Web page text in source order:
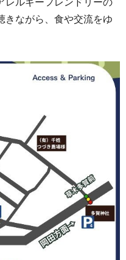
きながら、食や交流をゆ